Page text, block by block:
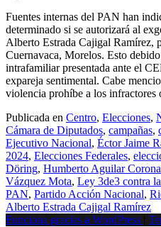
Fuentes internas del PAN han
determinado si se autorizará al
Alberto Estrada Cajigal Ramírez,
Cuernavaca, Morelos. Esto
intrafamiliar presentada ante el
expareja sentimental. Cabe
violencia prohíbe a los infractores
Publicada en Centro, Elecciones,
Cámara de Diputados, campañas,
Ejecutivo Nacional, Éctor Jaime
2024, Elecciones Federales,
Döring, Humberto Aguilar
Vázquez Mota, Ley 3de3 contra
PAN, Partido Acción Nacional,
Alberto Estrada Cajigal Ramírez
Funciona gracias a WordPress